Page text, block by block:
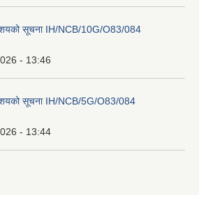
सूचना IH/NCB/10G/O83/084
- 13:46
सूचना IH/NCB/5G/O83/084
- 13:44